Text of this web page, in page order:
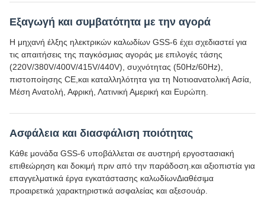
Εξαγωγή και συμβατότητα με την αγορά
Η μηχανή έλξης ηλεκτρικών καλωδίων GSS-6 έχει σχεδιαστεί για
τις απαιτήσεις της παγκόσμιας αγοράς με επιλογές τάσης
(220V/380V/400V/415V/440V), συχνότητας (50Hz/60Hz),
πιστοποίησης CE,και καταλληλότητα για τη Νοτιοανατολική Ασία,
Μέση Ανατολή, Αφρική, Λατινική Αμερική και Ευρώπη.
Ασφάλεια και διασφάλιση ποιότητας
Κάθε μονάδα GSS-6 υποβάλλεται σε αυστηρή εργοστασιακή
επιθεώρηση και δοκιμή πριν από την παράδοση.και αξιοπιστία για
επαγγελματικά έργα εγκατάστασης καλωδίωνΔιαθέσιμα
προαιρετικά χαρακτηριστικά ασφαλείας και αξεσουάρ.